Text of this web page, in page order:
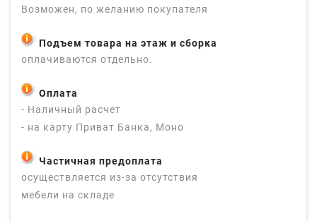
Возможен, по желанию покупателя
Подъем товара на этаж и сборка
оплачиваются отдельно.
Оплата
- Наличный расчет
- на карту Приват Банка, Моно
Частичная предоплата
осуществляется из-за отсутствия
мебели на складе